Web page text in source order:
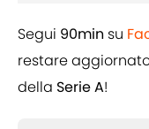
Segui 90min su
restare
della Serie A!